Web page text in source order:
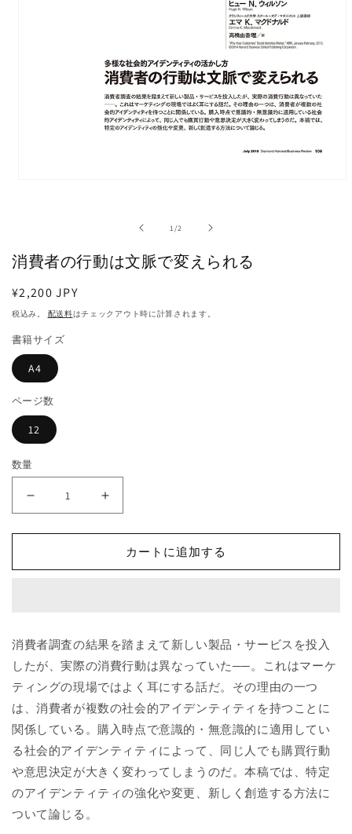
メ
ィ
(1)
を
開
1/の2
消費者の行動は文脈で変えられる
通
常
格
¥2,200 JPY
税込み。 配送料はチェックアウト時に計算されます。
書籍サイズ
A4
ページ数
12
数量
文
脈
で
変
え
ら
れ
る
の
数
量
消
文
脈
で
変
え
ら
れ
る
の
数
カートに追加する
消費者調査の結果を踏まえて新しい製品・サービスを投入
したが、実際の消費行動は異なっていた──。これはマーケ
ティングの現場ではよく耳にする話だ。その理由の一つ
は、消費者が複数の社会的アイデンティティを持つことに
関係している。購入時点で意識的・無意識的に適用してい
る社会的アイデンティティによって、同じ人でも購買行動
や意思決定が大きく変わってしまうのだ。本稿では、特定
のアイデンティティの強化や変更、新しく創造する方法に
ついて論じる。